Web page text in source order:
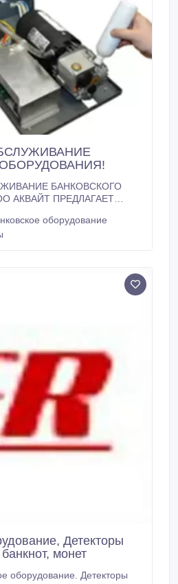
БАНКОВСКОГО
СПЕЦИАЛИСТАМИ!
- Банковское и кассовое
автоматические); Счетчики банкнот; Счетчики монет.
оборудование
Детекторы
монет
оборудование. Детекторы